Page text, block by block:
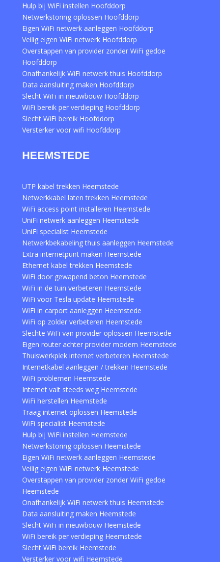
Hulp bij WiFi instellen Hoofddorp
Netwerkstoring oplossen Hoofddorp
Eigen WiFi netwerk aanleggen Hoofddorp
Veilig eigen WiFi netwerk Hoofddorp
Overstappen van provider zonder WiFi gedoe
Hoofddorp
Onafhankelijk WiFi netwerk thuis Hoofddorp
Data aansluiting maken Hoofddorp
Slecht WiFi in nieuwbouw Hoofddorp
WiFi bereik per verdieping Hoofddorp
Slecht WiFi bereik Hoofddorp
Versterker voor wifi Hoofddorp
HEEMSTEDE
UTP kabel trekken Heemstede
Netwerkkabel laten trekken Heemstede
WiFi access point installeren Heemstede
UniFi netwerk aanleggen Heemstede
UniFi specialist Heemstede
Netwerkbekabeling thuis aanleggen Heemstede
Extra internetpunt maken Heemstede
Ethernet kabel trekken Heemstede
WiFi door gewapend beton Heemstede
WiFi in de tuin verbeteren Heemstede
WiFi voor Tesla update Heemstede
WiFi in carport aanleggen Heemstede
WiFi op zolder verbeteren Heemstede
Slechte WiFi van provider oplossen Heemstede
Eigen router achter provider modem Heemstede
Thuiswerkplek internet verbeteren Heemstede
Internetkabel aanleggen / trekken Heemstede
WiFi problemen Heemstede
Internet valt steeds weg Heemstede
WiFi herstellen Heemstede
Traag internet oplossen Heemstede
WiFi specialist Heemstede
Hulp bij WiFi instellen Heemstede
Netwerkstoring oplossen Heemstede
Eigen WiFi netwerk aanleggen Heemstede
Veilig eigen WiFi netwerk Heemstede
Overstappen van provider zonder WiFi gedoe
Heemstede
Onafhankelijk WiFi netwerk thuis Heemstede
Data aansluiting maken Heemstede
Slecht WiFi in nieuwbouw Heemstede
WiFi bereik per verdieping Heemstede
Slecht WiFi bereik Heemstede
Versterker voor wifi Heemstede